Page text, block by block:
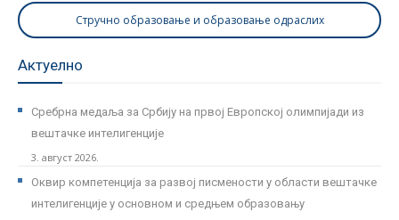
Стручно образовање и образовање одраслих
Актуелно
Сребрна медаља за Србију на првој Европској олимпијади из
вештачке интелигенције
3. август 2026.
Оквир компетенција за развој писмености у области вештачке
интелигенције у основном и средњем образовању